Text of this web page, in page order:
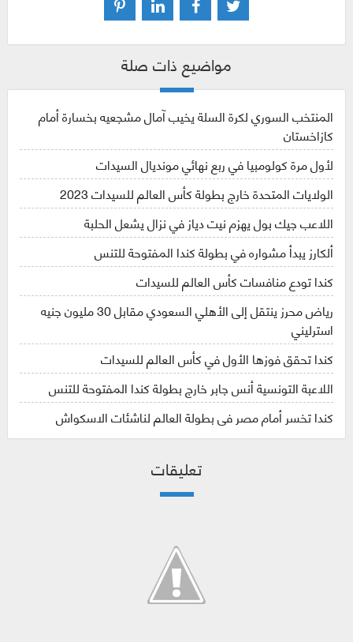
مواضيع ذات صلة
المنتخب السوري لكرة السلة يخيب آمال مشجعيه بخسارة أمام
كازاخستان
لأول مرة كولومبيا في ربع نهائي مونديال السيدات
الولايات المتحدة خارج بطولة كأس العالم للسيدات 2023
اللاعب جيك بول يهزم نيت دياز في نزال يشعل الحلبة
ألكارز يبدأ مشواره في بطولة كندا المفتوحة للتنس
كندا تودع منافسات كأس العالم للسيدات
رياض محرز ينتقل إلى الأهلي السعودي مقابل 30 مليون جنيه
استرليني
كندا تحقق فوزها الأول في كأس العالم للسيدات
اللاعبة التونسية أنس جابر خارج بطولة كندا المفتوحة للتنس
كندا تخسر أمام مصر في بطولة العالم لناشئات الاسكواش
تعليقات